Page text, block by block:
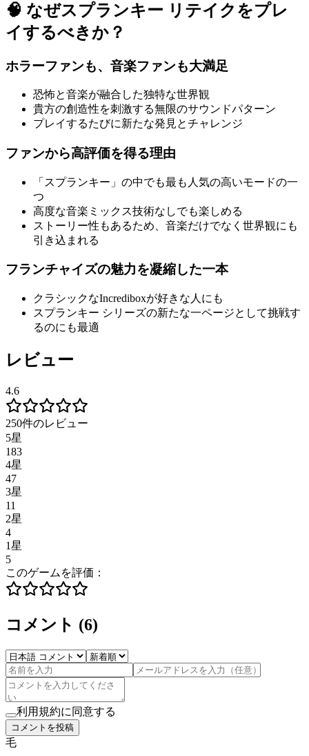
🧠 なぜスプランキー リテイクをプレ
イするべきか？
ホラーファンも、音楽ファンも大満足
恐怖と音楽が融合した独特な世界観
貴方の創造性を刺激する無限のサウンドパターン
プレイするたびに新たな発見とチャレンジ
ファンから高評価を得る理由
「スプランキー」の中でも最も人気の高いモードの一
つ
高度な音楽ミックス技術なしでも楽しめる
ストーリー性もあるため、音楽だけでなく世界観にも
引き込まれる
フランチャイズの魅力を凝縮した一本
クラシックなIncrediboxが好きな人にも
スプランキー シリーズの新たな一ページとして挑戦す
るのにも最適
レビュー
4.6
250件のレビュー
5星
183
4星
47
3星
11
2星
4
1星
5
このゲームを評価：
コメント (6)
利用規約に同意する
コメントを投稿
毛